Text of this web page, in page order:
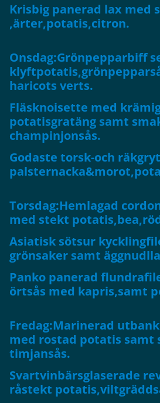
Krisbig panerad lax med
,ärter,potatis,citron.
Onsdag:Grönpepparbiff
haricots verts.
Fläsknoisette med
potatisgratäng samt
champinjonsås.
Godaste torsk-och
Torsdag:Hemlagad
med stekt
Asiatisk sötsur
grönsaker samt
Panko panerad
örtsås med kapris,samt
Fredag:Marinerad
med rostad potatis samt
timjansås.
Svartvinbärsglaserade
råstekt